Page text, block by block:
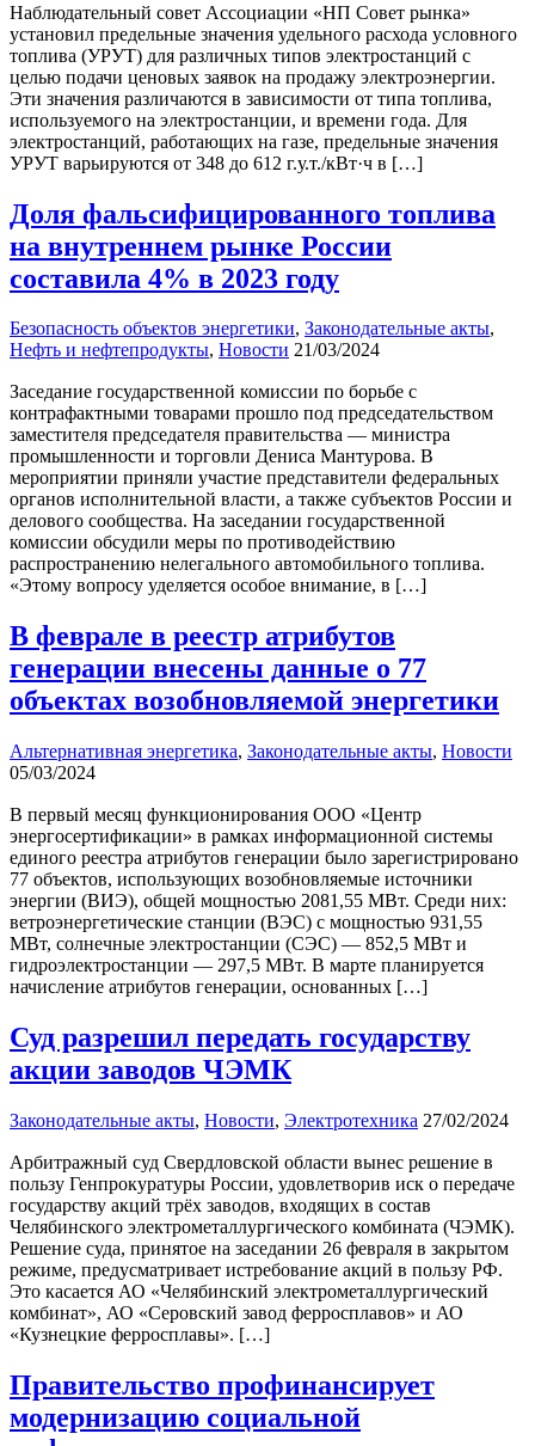
Наблюдательный совет Ассоциации «НП Совет рынка»
установил предельные значения удельного расхода условного
топлива (УРУТ) для различных типов электростанций с
целью подачи ценовых заявок на продажу электроэнергии.
Эти значения различаются в зависимости от типа топлива,
используемого на электростанции, и времени года. Для
электростанций, работающих на газе, предельные значения
УРУТ варьируются от 348 до 612 г.у.т./кВт·ч в […]
Доля фальсифицированного топлива
на внутреннем рынке России
составила 4% в 2023 году
Безопасность объектов энергетики, Законодательные акты,
Нефть и нефтепродукты, Новости 21/03/2024
Заседание государственной комиссии по борьбе с
контрафактными товарами прошло под председательством
заместителя председателя правительства — министра
промышленности и торговли Дениса Мантурова. В
мероприятии приняли участие представители федеральных
органов исполнительной власти, а также субъектов России и
делового сообщества. На заседании государственной
комиссии обсудили меры по противодействию
распространению нелегального автомобильного топлива.
«Этому вопросу уделяется особое внимание, в […]
В феврале в реестр атрибутов
генерации внесены данные о 77
объектах возобновляемой энергетики
Альтернативная энергетика, Законодательные акты, Новости
05/03/2024
В первый месяц функционирования ООО «Центр
энергосертификации» в рамках информационной системы
единого реестра атрибутов генерации было зарегистрировано
77 объектов, использующих возобновляемые источники
энергии (ВИЭ), общей мощностью 2081,55 МВт. Среди них:
ветроэнергетические станции (ВЭС) с мощностью 931,55
МВт, солнечные электростанции (СЭС) — 852,5 МВт и
гидроэлектростанции — 297,5 МВт. В марте планируется
начисление атрибутов генерации, основанных […]
Суд разрешил передать государству
акции заводов ЧЭМК
Законодательные акты, Новости, Электротехника 27/02/2024
Арбитражный суд Свердловской области вынес решение в
пользу Генпрокуратуры России, удовлетворив иск о передаче
государству акций трёх заводов, входящих в состав
Челябинского электрометаллургического комбината (ЧЭМК).
Решение суда, принятое на заседании 26 февраля в закрытом
режиме, предусматривает истребование акций в пользу РФ.
Это касается АО «Челябинский электрометаллургический
комбинат», АО «Серовский завод ферросплавов» и АО
«Кузнецкие ферросплавы». […]
Правительство профинансирует
модернизацию социальной